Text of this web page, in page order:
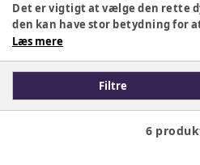
Det er vigtigt at vælge den rette
den kan have stor betydning for
nattesøvnen. Her finder du alle
babydyne, juniordyne eller
udvalg fra brands som Quilts of
BeKids. Du finder også
Læs mere
Filtre
6